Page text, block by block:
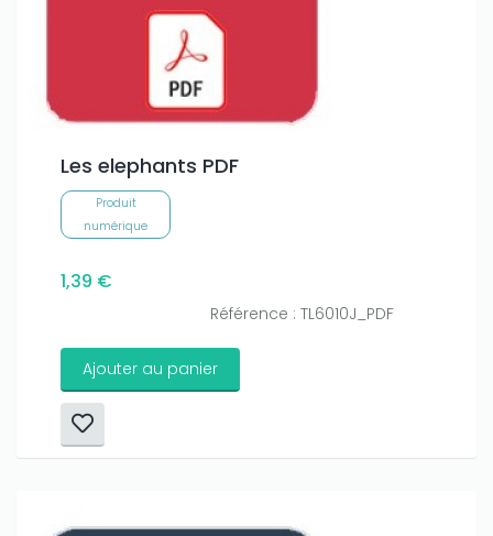
Les elephants PDF
Produit
numérique
1,39 €
Référence : TL6010J_PDF
Ajouter au panier